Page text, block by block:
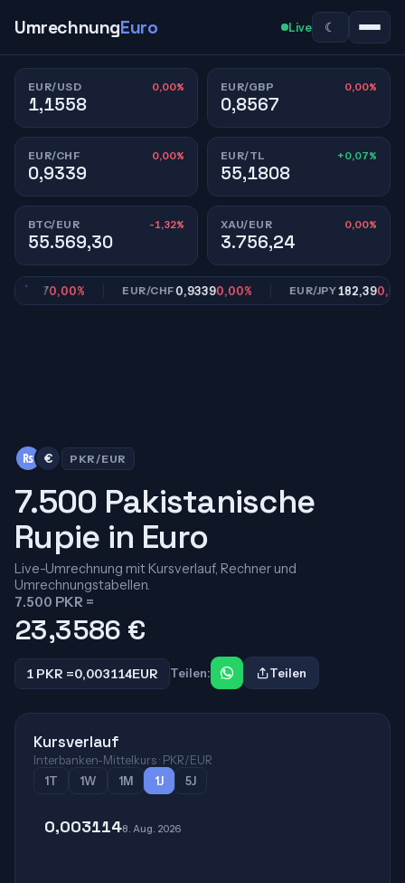
UmrechnungEuro Live ☾
EUR/USD 0,00%
1,1558
EUR/GBP 0,00%
0,8567
EUR/CHF 0,00%
0,9339
EUR/TL +0,07%
55,1808
BTC/EUR -1,32%
55.569,30
XAU/EUR 0,00%
3.756,24
0,00% EUR/CHF0,93390,00% EUR/JPY182,390,00%
₨ € PKR/EUR
7.500 Pakistanische
Rupie in Euro
Live-Umrechnung mit Kursverlauf, Rechner und
Umrechnungstabellen.
7.500 PKR =
23,3586 €
1 PKR =0,003114EUR Teilen: Teilen
Kursverlauf
Interbanken-Mittelkurs · PKR/EUR
1T
1W 1M 1J 5J
0,0031148. Aug. 2026